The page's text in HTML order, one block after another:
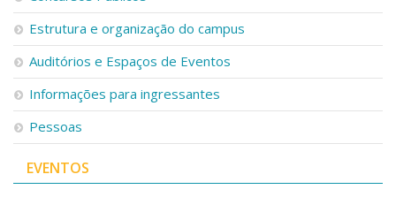
Serviços
Bibliotecas
Apoio ao Estudante
Segurança, Trânsito e Prevenção
RH, Administrativo e Financeiro
Outros serviços
Comunicação
Assessorias e Mídias
Aplicativos e Sites
Estrutura e organização do campus
Auditórios e Espaços de Eventos
Informações para ingressantes
Pessoas
EVENTOS